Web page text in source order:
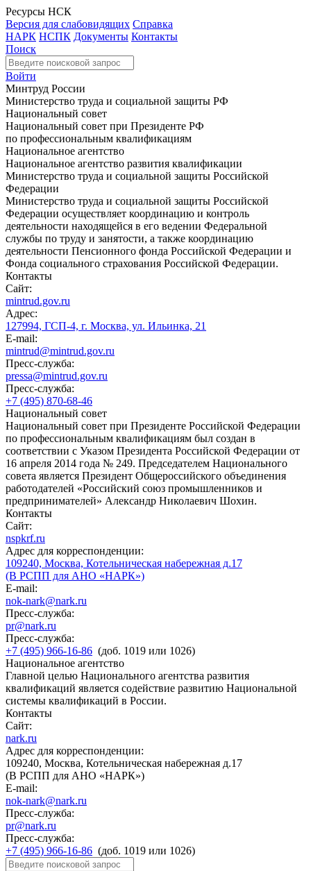
Ресурсы НСК
Версия для слабовидящих Справка
НАРК НСПК Документы Контакты
Поиск
Войти
Минтруд России
Министерство труда и социальной защиты РФ
Национальный совет
Национальный совет при Президенте РФ
по профессиональным квалификациям
Национальное агентство
Национальное агентство развития квалификации
Министерство труда и социальной защиты Российской
Федерации
Министерство труда и социальной защиты Российской
Федерации осуществляет координацию и контроль
деятельности находящейся в его ведении Федеральной
службы по труду и занятости, а также координацию
деятельности Пенсионного фонда Российской Федерации и
Фонда социального страхования Российской Федерации.
Контакты
Сайт:
mintrud.gov.ru
Адрес:
127994, ГСП-4, г. Москва, ул. Ильинка, 21
E-mail:
mintrud@mintrud.gov.ru
Пресс-служба:
pressa@mintrud.gov.ru
Пресс-служба:
+7 (495) 870-68-46
Национальный совет
Национальный совет при Президенте Российской Федерации
по профессиональным квалификациям был создан в
соответствии с Указом Президента Российской Федерации от
16 апреля 2014 года № 249. Председателем Национального
совета является Президент Общероссийского объединения
работодателей «Российский союз промышленников и
предпринимателей» Александр Николаевич Шохин.
Контакты
Сайт:
nspkrf.ru
Адрес для корреспонденции:
109240, Москва, Котельническая набережная д.17
(В РСПП для АНО «НАРК»)
E-mail:
nok-nark@nark.ru
Пресс-служба:
pr@nark.ru
Пресс-служба:
+7 (495) 966-16-86 (доб. 1019 или 1026)
Национальное агентство
Главной целью Национального агентства развития
квалификаций является содействие развитию Национальной
системы квалификаций в России.
Контакты
Сайт:
nark.ru
Адрес для корреспонденции:
109240, Москва, Котельническая набережная д.17
(В РСПП для АНО «НАРК»)
E-mail:
nok-nark@nark.ru
Пресс-служба:
pr@nark.ru
Пресс-служба:
+7 (495) 966-16-86 (доб. 1019 или 1026)